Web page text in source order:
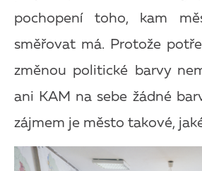
pochopení toho, kam
směřovat má. Protože
změnou politické barvy
ani KAM na sebe žádné
zájmem je město takové,